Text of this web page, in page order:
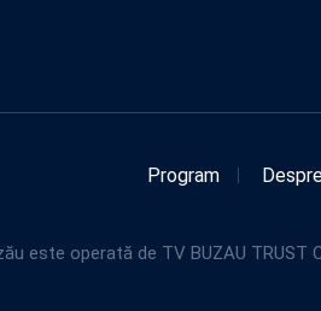
Program
este operată de TV BUZAU TRUST